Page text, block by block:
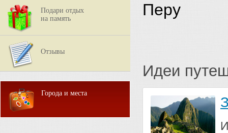
Подари отдых
на память
Отзывы
Города и места
Перу
Идеи